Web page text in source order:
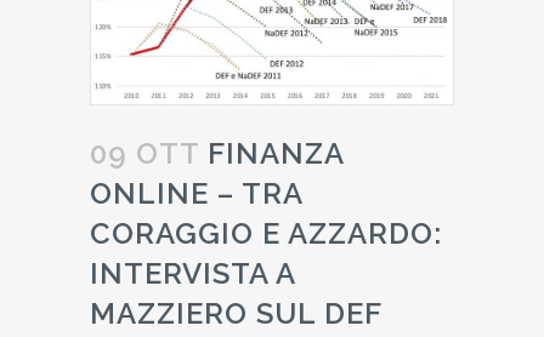
09 OTT FINANZA
ONLINE – TRA
CORAGGIO E AZZARDO:
INTERVISTA A
MAZZIERO SUL DEF